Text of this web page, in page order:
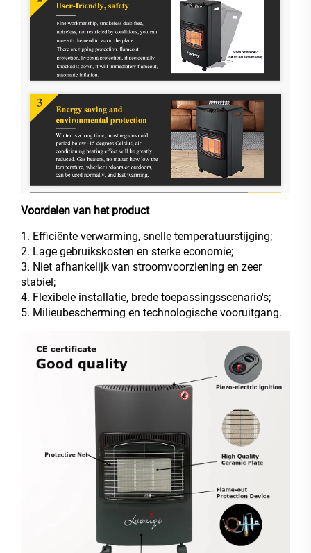
Voordelen van het product
1. Efficiënte verwarming, snelle temperatuurstijging;
2. Lage gebruikskosten en sterke economie;
3. Niet afhankelijk van stroomvoorziening en zeer
stabiel;
4. Flexibele installatie, brede toepassingsscenario's;
5. Milieubescherming en technologische vooruitgang.